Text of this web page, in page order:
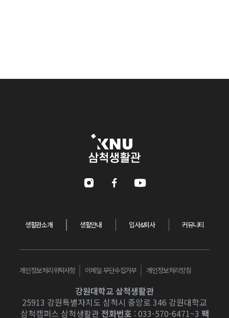
생활관소개 생활안내 입사&퇴사 커뮤니티
개인정보처리위탁사항 이메일 무단수집거부 개인정보처리방침
강원대학교 삼척생활관
25913 강원특별자치도 삼척시 중앙로 346 강원대학교
삼척캠퍼스 삼척생활관 전화번호 : 033-570-6471~3 팩